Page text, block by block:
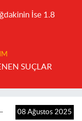
İse 1.8
SUÇLAR
08 Ağustos 2025